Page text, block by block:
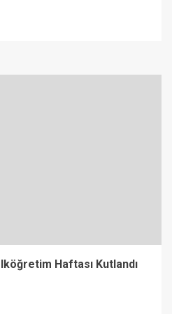
Haftası Kutlandı